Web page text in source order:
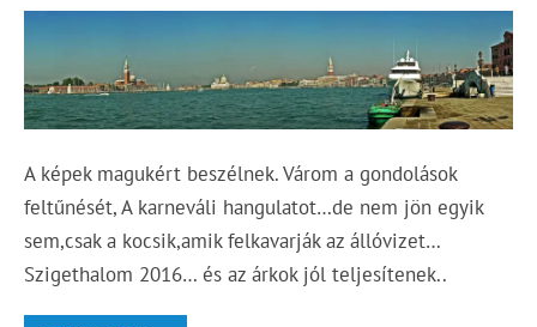
A képek magukért beszélnek. Várom a gondolások
feltűnését, A karneváli hangulatot…de nem jön egyik
sem,csak a kocsik,amik felkavarják az állóvizet…
Szigethalom 2016… és az árkok jól teljesítenek..